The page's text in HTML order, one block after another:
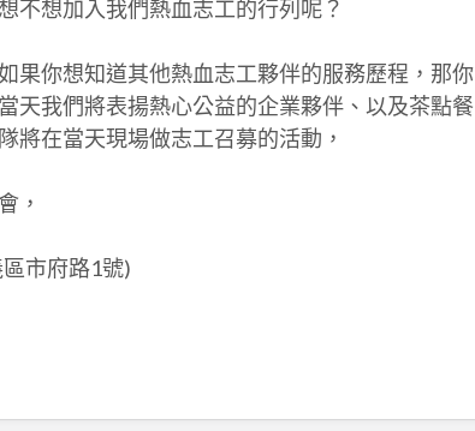
不想加入我們熱血志工的行列呢？
果你想知道其他熱血志工夥伴的服務歷程，那你
天我們將表揚熱心公益的企業夥伴、以及茶點餐
將在當天現場做志工召募的活動，
，
市府路1號)